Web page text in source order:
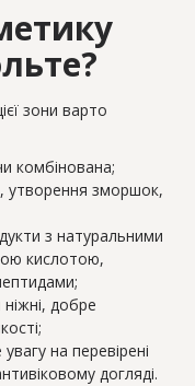
зони варто
комбінована;
утворення зморшок,
з натуральними
кислотою,
добре
на перевірені
догляді.